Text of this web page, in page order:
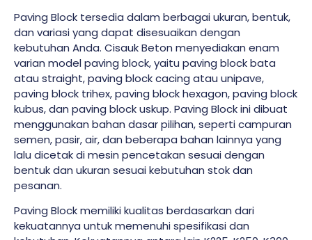
Paving Block tersedia dalam berbagai ukuran, bentuk,
dan variasi yang dapat disesuaikan dengan
kebutuhan Anda. Cisauk Beton menyediakan enam
varian model paving block, yaitu paving block bata
atau straight, paving block cacing atau unipave,
paving block trihex, paving block hexagon, paving block
kubus, dan paving block uskup. Paving Block ini dibuat
menggunakan bahan dasar pilihan, seperti campuran
semen, pasir, air, dan beberapa bahan lainnya yang
lalu dicetak di mesin pencetakan sesuai dengan
bentuk dan ukuran sesuai kebutuhan stok dan
pesanan.
Paving Block memiliki kualitas berdasarkan dari
kekuatannya untuk memenuhi spesifikasi dan